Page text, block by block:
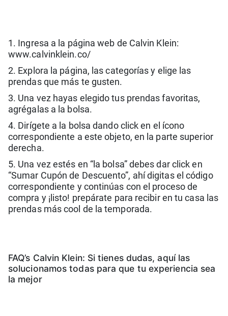
1. Ingresa a la página web de Calvin Klein:
www.calvinklein.co/
2. Explora la página, las categorías y elige las
prendas que más te gusten.
3. Una vez hayas elegido tus prendas favoritas,
agrégalas a la bolsa.
4. Dirígete a la bolsa dando click en el ícono
correspondiente a este objeto, en la parte superior
derecha.
5. Una vez estés en “la bolsa” debes dar click en
“Sumar Cupón de Descuento”, ahí digitas el código
correspondiente y continúas con el proceso de
compra y ¡listo! prepárate para recibir en tu casa las
prendas más cool de la temporada.
FAQ’s Calvin Klein: Si tienes dudas, aquí las
solucionamos todas para que tu experiencia sea
la mejor